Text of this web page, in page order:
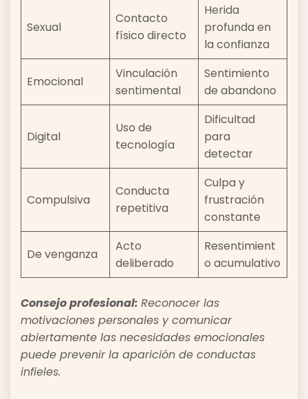
Sexual
Contacto
físico directo
Herida
profunda en
la confianza
Emocional
Vinculación
sentimental
Sentimiento
de abandono
Digital
Uso de
tecnología
Dificultad
para
detectar
Compulsiva
Conducta
repetitiva
Culpa y
frustración
constante
De venganza
Acto
deliberado
Resentimient
o acumulativo
Consejo profesional: Reconocer las
motivaciones personales y comunicar
abiertamente las necesidades emocionales
puede prevenir la aparición de conductas
infieles.